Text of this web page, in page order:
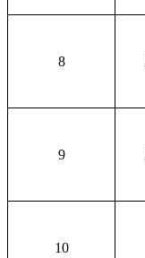
8
9
10